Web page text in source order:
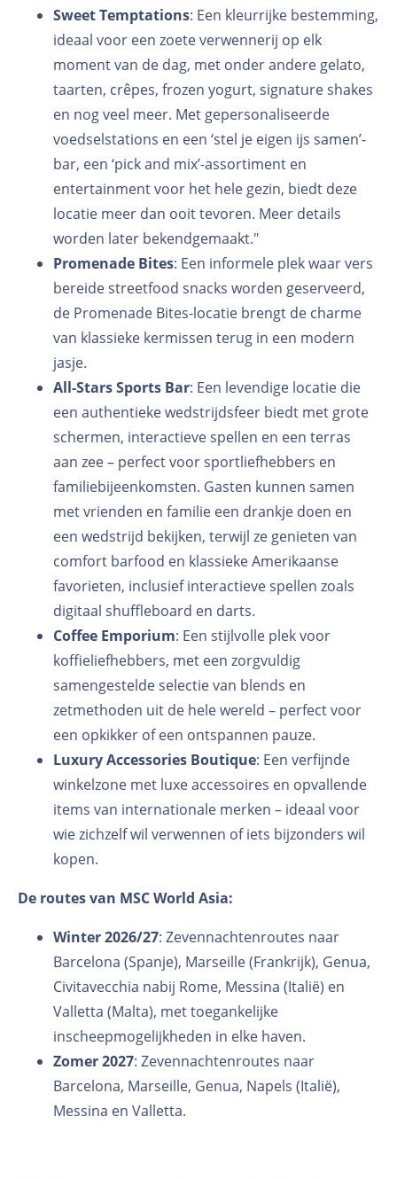
Sweet Temptations: Een kleurrijke bestemming,
ideaal voor een zoete verwennerij op elk
moment van de dag, met onder andere gelato,
taarten, crêpes, frozen yogurt, signature shakes
en nog veel meer. Met gepersonaliseerde
voedselstations en een ‘stel je eigen ijs samen’-
bar, een ‘pick and mix’-assortiment en
entertainment voor het hele gezin, biedt deze
locatie meer dan ooit tevoren. Meer details
worden later bekendgemaakt."
Promenade Bites: Een informele plek waar vers
bereide streetfood snacks worden geserveerd,
de Promenade Bites-locatie brengt de charme
van klassieke kermissen terug in een modern
jasje.
All-Stars Sports Bar: Een levendige locatie die
een authentieke wedstrijdsfeer biedt met grote
schermen, interactieve spellen en een terras
aan zee – perfect voor sportliefhebbers en
familiebijeenkomsten. Gasten kunnen samen
met vrienden en familie een drankje doen en
een wedstrijd bekijken, terwijl ze genieten van
comfort barfood en klassieke Amerikaanse
favorieten, inclusief interactieve spellen zoals
digitaal shuffleboard en darts.
Coffee Emporium: Een stijlvolle plek voor
koffieliefhebbers, met een zorgvuldig
samengestelde selectie van blends en
zetmethoden uit de hele wereld – perfect voor
een opkikker of een ontspannen pauze.
Luxury Accessories Boutique: Een verfijnde
winkelzone met luxe accessoires en opvallende
items van internationale merken – ideaal voor
wie zichzelf wil verwennen of iets bijzonders wil
kopen.
De routes van MSC World Asia:
Winter 2026/27: Zevennachtenroutes naar
Barcelona (Spanje), Marseille (Frankrijk), Genua,
Civitavecchia nabij Rome, Messina (Italië) en
Valletta (Malta), met toegankelijke
inscheepmogelijkheden in elke haven.
Zomer 2027: Zevennachtenroutes naar
Barcelona, Marseille, Genua, Napels (Italië),
Messina en Valletta.